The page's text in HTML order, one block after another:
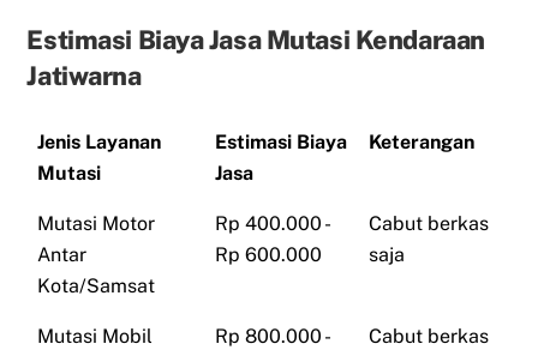
Estimasi Biaya Jasa Mutasi Kendaraan
Jatiwarna
Jenis Layanan
Mutasi
Estimasi Biaya
Jasa
Keterangan
Mutasi Motor
Antar
Kota/Samsat
Rp 400.000 -
Rp 600.000
Cabut berkas
saja
Mutasi Mobil
Rp 800.000 -
Cabut berkas